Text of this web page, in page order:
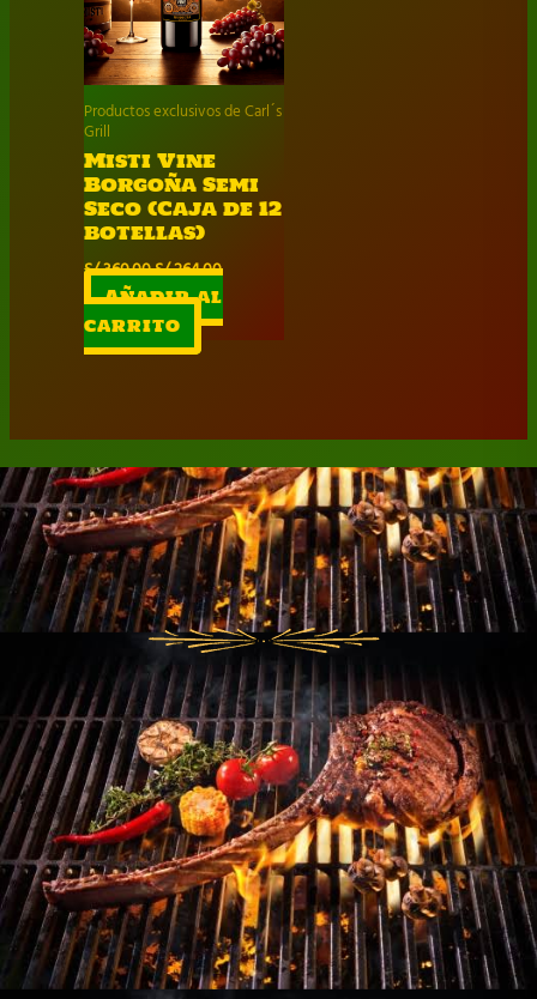
Productos exclusivos de Carl´s
Grill
Misti Vine
Borgoña Semi
Seco (Caja de 12
botellas)
S/360.00El
precio
original
era:
S/ 360.00.
S/264.00El
precio
actual
es:
Añadir al
carrito